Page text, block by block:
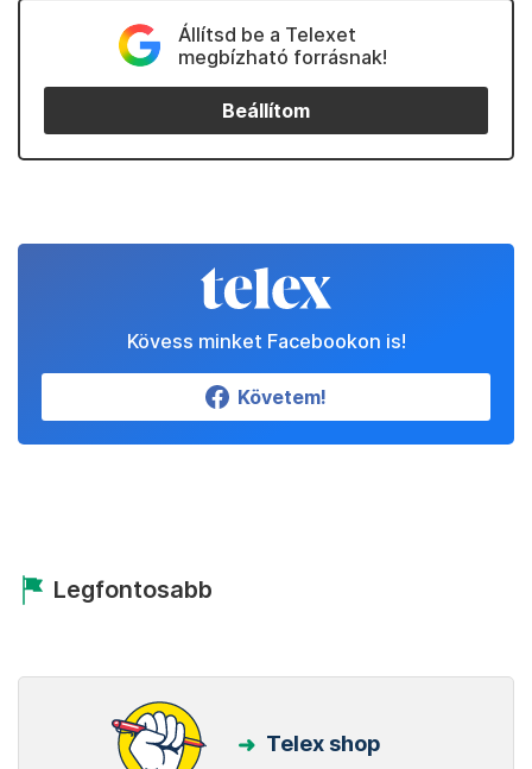
Állítsd be a Telexet
megbízható forrásnak!
Beállítom
Kövess minket Facebookon is!
Követem!
Legfontosabb
Telex shop